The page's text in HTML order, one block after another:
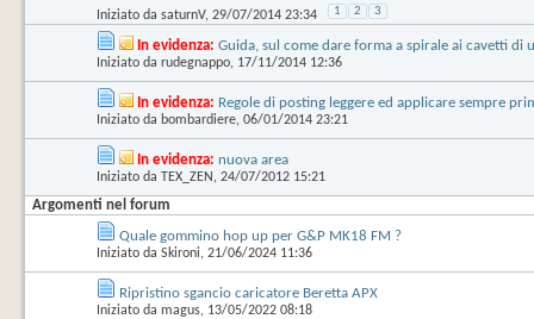
Iniziato da saturnV‎, 29/07/2014 23:34 1 2 3
In evidenza: Guida, sul come dare forma a spirale ai cavetti di
Iniziato da rudegnappo‎, 17/11/2014 12:36
In evidenza: Regole di posting leggere ed applicare sempre
Iniziato da bombardiere‎, 06/01/2014 23:21
In evidenza: nuova area
Iniziato da TEX_ZEN ‎, 24/07/2012 15:21
Argomenti nel forum
Quale gommino hop up per G&P MK18 FM ?
Iniziato da Skironi‎, 21/06/2024 11:36
Ripristino sgancio caricatore Beretta APX
Iniziato da magus‎, 13/05/2022 08:18